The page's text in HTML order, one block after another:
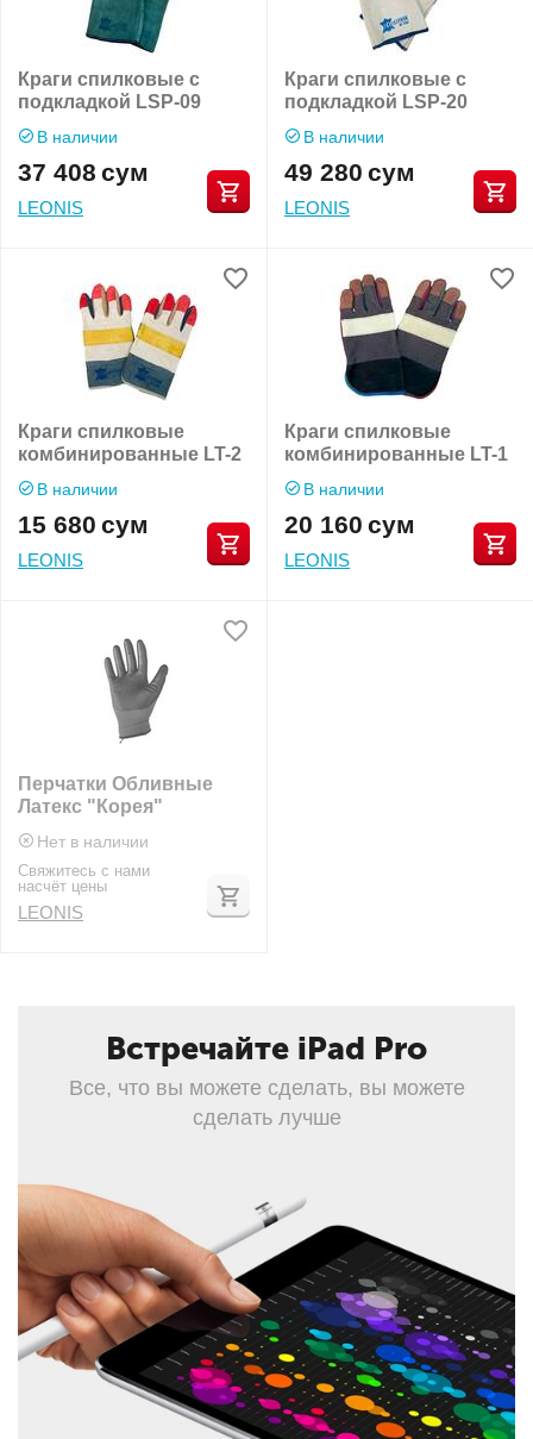
Краги спилковые с
подкладкой LSP-09
В наличии
37 408 сум
LEONIS
Краги спилковые с
подкладкой LSP-20
В наличии
49 280 сум
LEONIS
Краги спилковые
комбинированные LT-2
В наличии
15 680 сум
LEONIS
Краги спилковые
комбинированные LT-1
В наличии
20 160 сум
LEONIS
Перчатки Обливные
Латекс "Корея"
Нет в наличии
Свяжитесь с нами
насчёт цены
LEONIS
Встречайте iPad Pro
Все, что вы можете сделать, вы можете
сделать лучше